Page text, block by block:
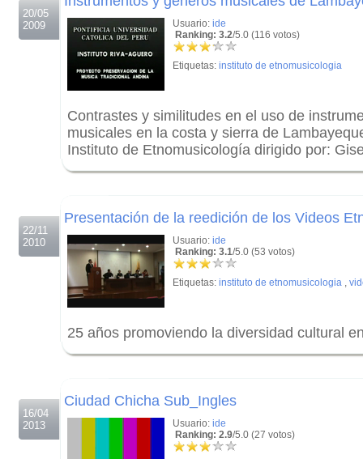
20/05
2009
Usuario: ide
Ranking: 3.2/5.0 (116 votos)
Etiquetas: instituto de etnomusicologia
Contrastes y similitudes en el uso de
musicales en la costa y sierra de
Instituto de Etnomusicología dirigido por:
22/11
2010
Presentación de la reedición de los Videos
Usuario: ide
Ranking: 3.1/5.0 (53 votos)
Etiquetas: instituto de etnomusicologia ,
25 años promoviendo la diversidad cultural
16/04
2013
Ciudad Chicha Sub_Ingles
Usuario: ide
Ranking: 2.9/5.0 (27 votos)